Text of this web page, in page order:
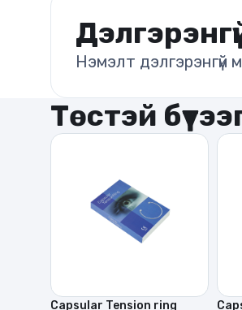
Нэмэлт дэлгэрэнгүй
Төстэй
Capsular Tension ring